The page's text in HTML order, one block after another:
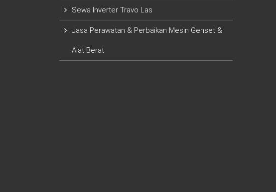
Sewa Inverter Travo Las
Jasa Perawatan & Perbaikan Mesin Genset &
Alat Berat